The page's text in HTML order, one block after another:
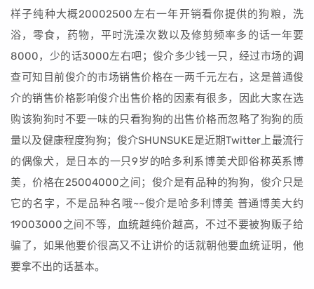
样子纯种大概20002500左右一年开销看你提供的狗粮，洗
浴，零食，药物，平时洗澡次数以及修剪频率多的话一年要
8000，少的话3000左右吧；俊介多少钱一只，经过市场的调
查可知目前俊介的市场销售价格在一两千元左右，这是普通俊
介的销售价格影响俊介出售价格的因素有很多，因此大家在选
购该狗狗时不要一味的只看狗狗的出售价格而忽略了狗狗的质
量以及健康程度狗狗；俊介SHUNSUKE是近期Twitter上最流行
的偶像犬，是日本的一只9岁的哈多利系博美犬即俗称英系博
美，价格在25004000之间；俊介是有品种的狗狗，俊介只是
它的名字，不是品种名哦~~俊介是哈多利博美 普通博美大约
19003000之间不等，血统越纯价越高，不过不要被狗贩子给
骗了，如果他要价很高又不让讲价的话就朝他要血统证明，他
要拿不出的话基本。